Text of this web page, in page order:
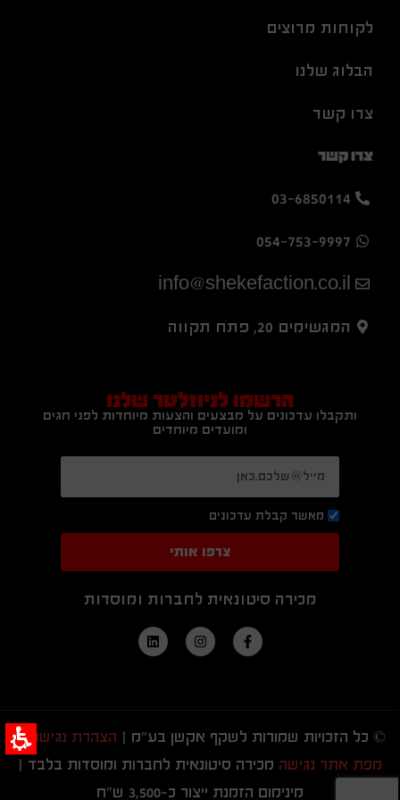
לקוחות מרוצים
הבלוג שלנו
צרו קשר
צרו קשר
03-6850114
054-753-9997
info@shekefaction.co.il
המגשימים 20, פתח תקווה
הרשמו לניוזלטר שלנו
ותקבלו עדכונים על מבצעים והצעות מיוחדות לפני חגים
ומועדים מיוחדים
מאשר קבלת עדכונים
צרפו אותי
מכירה סיטונאית לחברות ומוסדות
© כל הזכויות שמורות לשקף אקשן בע"מ | הצהרת נגישות|
מפת אתר נגישהמכירה סיטונאית לחברות ומוסדות בלבד |
מינימום הזמנת ייצור כ-3,500 ש"ח